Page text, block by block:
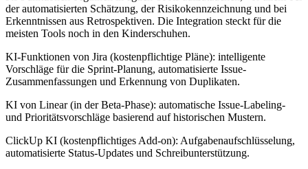
der automatisierten Schätzung, der Risikokennzeichnung und bei
Erkenntnissen aus Retrospektiven. Die Integration steckt für die
meisten Tools noch in den Kinderschuhen.
KI-Funktionen von Jira (kostenpflichtige Pläne): intelligente
Vorschläge für die Sprint-Planung, automatisierte Issue-
Zusammenfassungen und Erkennung von Duplikaten.
KI von Linear(in der Beta-Phase): automatische Issue-Labeling-
und Prioritätsvorschläge basierend auf historischen Mustern.
ClickUp KI (kostenpflichtiges Add-on): Aufgabenaufschlüsselung,
automatisierte Status-Updates und Schreibunterstützung.